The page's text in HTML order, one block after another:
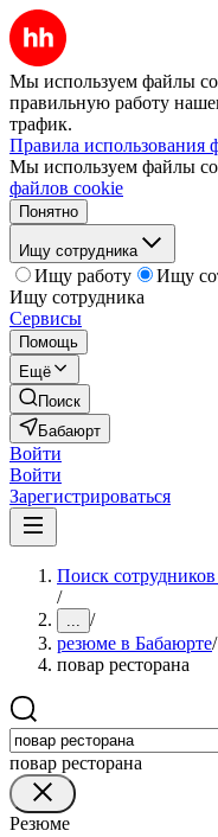
Мы используем файлы
правильную работу
трафик.
Правила использования
Мы используем файлы
файлов cookie
Понятно
Ищу сотрудника
Ищу работу
Ищу
Ищу сотрудника
Сервисы
Помощь
Ещё
Поиск
Бабаюрт
Войти
Войти
Зарегистрироваться
Поиск
/
... /
резюме в Бабаюрте/
повар ресторана
повар ресторана
Резюме